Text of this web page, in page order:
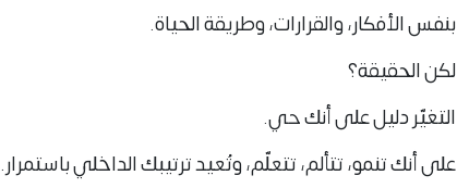
بنفس الأفكار، والقرارات، وطريقة الحياة.
لكن الحقيقة؟
التغيّر دليل على أنك حي.
على أنك تنمو، تتألم، تتعلّم، وتُعيد ترتيبك الداخلي باستمرار.